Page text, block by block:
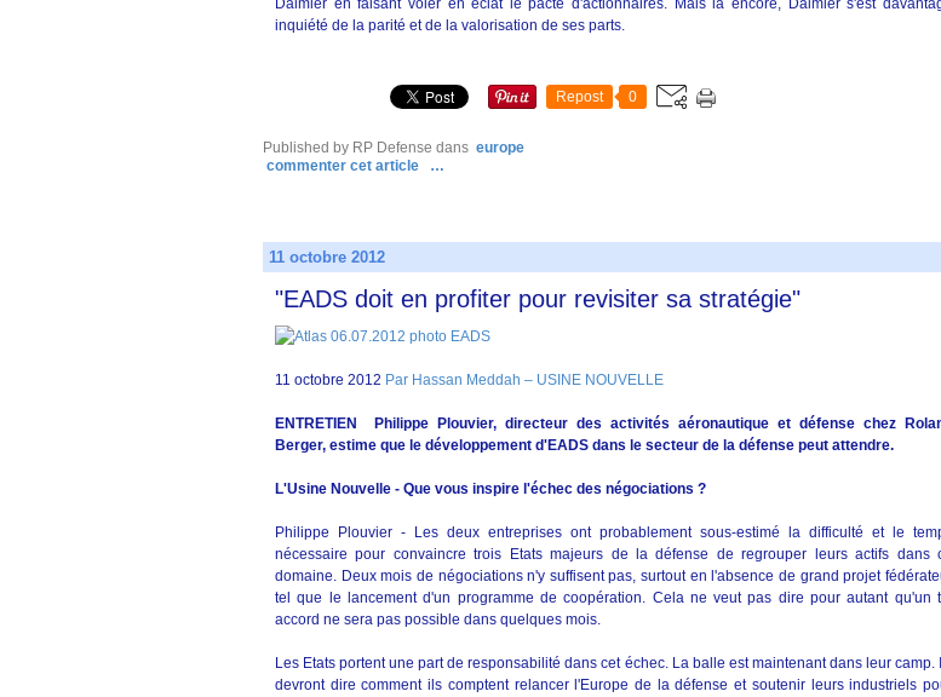
Daimler en faisant voler en éclat le pacte d'actionnaires. Mais là encore, Daimler s'est
inquiété de la parité et de la valorisation de ses parts.
Repost 0
Published by RP Defense dans europe
commenter cet article
…
11 octobre 2012
"EADS doit en profiter pour revisiter sa stratégie"
11 octobre 2012 Par Hassan Meddah – USINE NOUVELLE
ENTRETIEN Philippe Plouvier, directeur des activités aéronautique et défense chez
Berger, estime que le développement d'EADS dans le secteur de la défense peut attendre.
L'Usine Nouvelle - Que vous inspire l'échec des négociations ?
Philippe Plouvier - Les deux entreprises ont probablement sous-estimé la difficulté et le
nécessaire pour convaincre trois Etats majeurs de la défense de regrouper leurs actifs dans
domaine. Deux mois de négociations n'y suffisent pas, surtout en l'absence de grand projet
tel que le lancement d'un programme de coopération. Cela ne veut pas dire pour autant qu'un
accord ne sera pas possible dans quelques mois.
Les Etats portent une part de responsabilité dans cet échec. La balle est maintenant dans leur camp.
devront dire comment ils comptent relancer l'Europe de la défense et soutenir leurs industriels